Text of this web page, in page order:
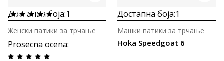
Достапна боја:1
Prosecna ocena:
Женски патики за трчање
Достапна боја:1
Hoka Speedgoat 6
Машки патики за трчање